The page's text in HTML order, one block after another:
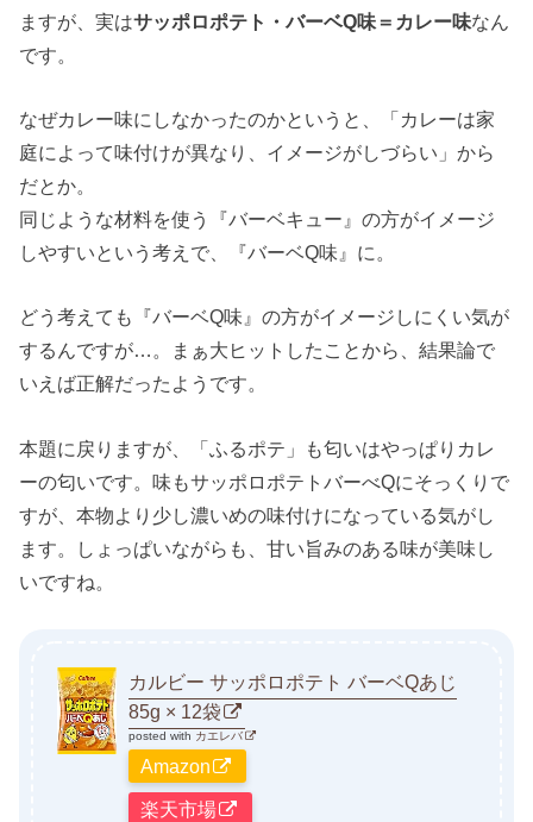
ますが、実はサッポロポテト・バーベQ味＝カレー味なん
です。
なぜカレー味にしなかったのかというと、「カレーは家
庭によって味付けが異なり、イメージがしづらい」から
だとか。
同じような材料を使う『バーベキュー』の方がイメージ
しやすいという考えで、『バーベQ味』に。
どう考えても『バーベQ味』の方がイメージしにくい気が
するんですが…。まぁ大ヒットしたことから、結果論で
いえば正解だったようです。
本題に戻りますが、「ふるポテ」も匂いはやっぱりカレ
ーの匂いです。味もサッポロポテトバーべQにそっくりで
すが、本物より少し濃いめの味付けになっている気がし
ます。しょっぱいながらも、甘い旨みのある味が美味し
いですね。
カルビー サッポロポテト バーベQあじ
85g × 12袋
posted with カエレバ
Amazon
楽天市場